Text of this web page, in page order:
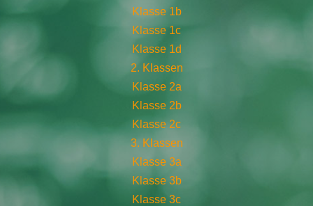
Klasse 1b
Klasse 1c
Klasse 1d
2. Klassen
Klasse 2a
Klasse 2b
Klasse 2c
3. Klassen
Klasse 3a
Klasse 3b
Klasse 3c